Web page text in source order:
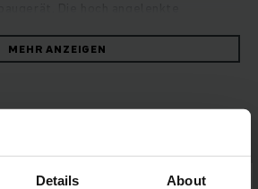
Details About
an Stand- und Fahrsicherheit erreicht
Böden. Neben der leistungsstarken
konstant hoher Performance. Durch
genießt der Fahrer ausgezeichnete
die schmale Lenksäule mehr
das hochauflösende Vollfarbdisplay
MEHR ANZEIGEN